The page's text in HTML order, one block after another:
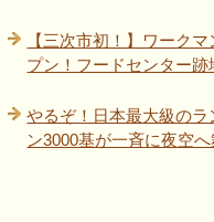
【三次市初！】ワーク
プン！フードセンター跡
やるぞ！日本最大級の
ン3000基が一斉に夜空